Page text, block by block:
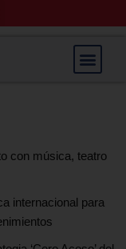
con música, teatro
internacional para